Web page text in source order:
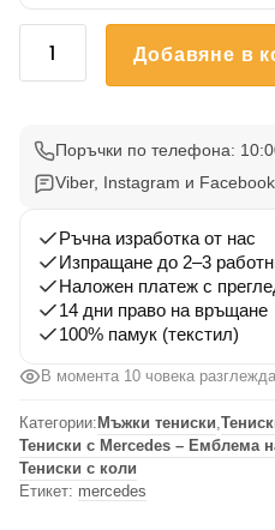
количество
Добавяне в
Поръчки по телефона:
Viber, Instagram и
Ръчна изработка от нас
Изпращане до 2–3
Наложен платеж с
14 дни право на връщане
100% памук (текстил)
В момента 10 човека
Категории: Мъжки тениски,
Тениски с Mercedes – Емблема
Тениски с коли
Етикет: mercedes